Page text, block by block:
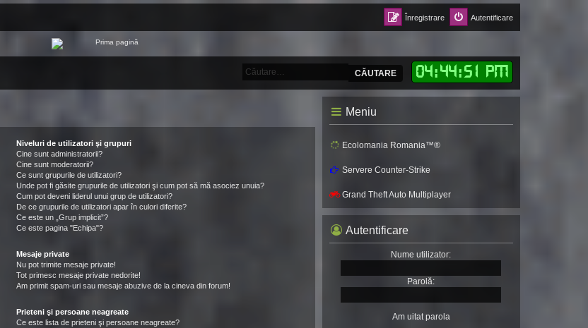
Autentificare
Înregistrare
04:44:54 PM
CĂUTARE
Niveluri de utilizatori şi grupuri
Cine sunt administratorii?
Cine sunt moderatorii?
Ce sunt grupurile de utilizatori?
Unde pot fi găsite grupurile de utilizatori şi cum pot să mă asociez unuia?
Cum pot deveni liderul unui grup de utilizatori?
De ce grupurile de utilizatori apar în culori diferite?
Ce este un „Grup implicit”?
Ce este pagina "Echipa"?
Mesaje private
Nu pot trimite mesaje private!
Tot primesc mesaje private nedorite!
Am primit spam-uri sau mesaje abuzive de la cineva din forum!
Prieteni şi persoane neagreate
Ce este lista de prieteni şi persoane neagreate?
Meniu
Ecolomania Romania™®
Servere Counter-Strike
Grand Theft Auto Multiplayer
Autentificare
Nume utilizator:
Parolă:
Am uitat parola